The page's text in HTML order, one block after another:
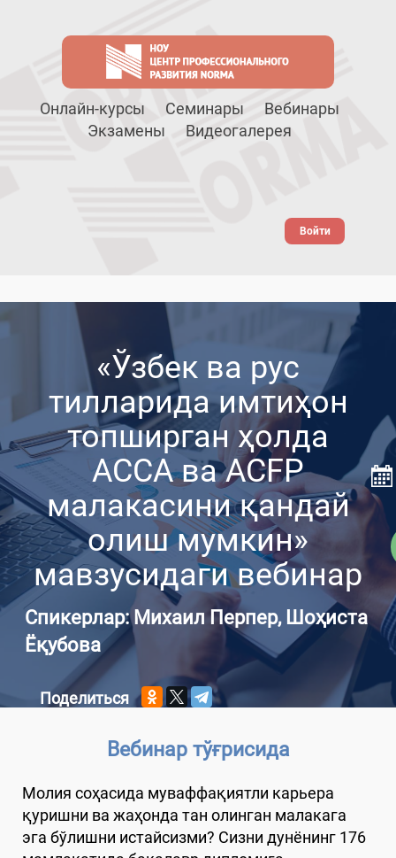
Онлайн-курсы Семинары
Вебинары
Экзамены
Видеогалерея
Войти
«Ўзбек ва рус
тилларида имтиҳон
топширган ҳолда
ACCA ва ACFP
малакасини қандай
олиш мумкин»
мавзусидаги вебинар
Спикерлар: Михаил Перпер, Шоҳиста
Ёқубова
Поделиться
Вебинар тўғрисида
Молия соҳасида муваффақиятли карьера
қуришни ва жаҳонда тан олинган малакага
эга бўлишни истайсизми? Сизни дунёнинг 176